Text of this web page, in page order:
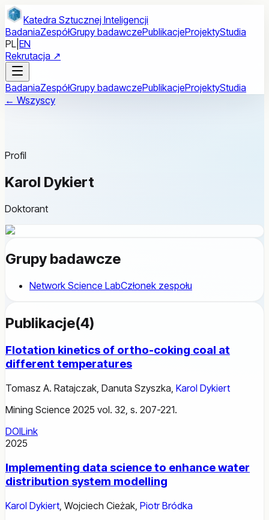
Przejdź do treści głównej
Katedra Sztucznej Inteligencji
BadaniaZespółGrupy badawczePublikacjeProjektyStudia
PL EN
Rekrutacja ↗
BadaniaZespółGrupy badawczePublikacjeProjektyStudia
← Wszyscy
Profil
Karol Dykiert
Doktorant
Grupy badawcze
Network Science LabCzłonek zespołu
Publikacje(4)
Flotation kinetics of ortho-coking coal at
different temperatures
Tomasz A. Ratajczak, Danuta Szyszka, Karol Dykiert
Mining Science 2025 vol. 32, s. 207-221.
DOILink
2025
Implementing data science to enhance water
distribution system modelling
Karol Dykiert Wojciech Cieżak Piotr Bródka